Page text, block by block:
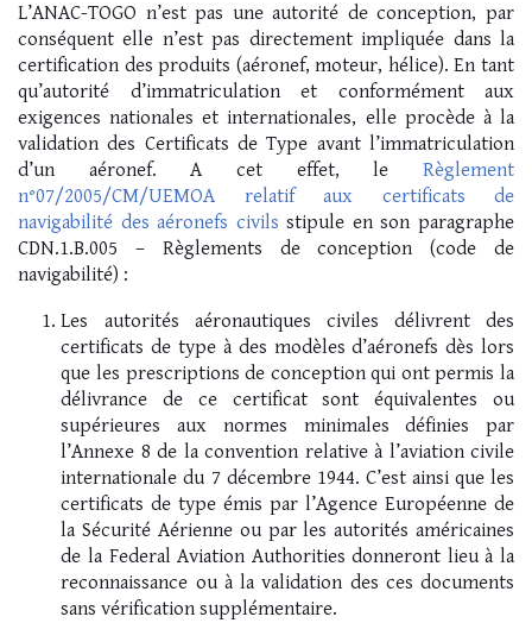
L’ANAC-TOGO n’est pas une autorité de conception, par
conséquent elle n’est pas directement impliquée dans la
certification des produits (aéronef, moteur, hélice). En tant
qu’autorité d’immatriculation et conformément aux
exigences nationales et internationales, elle procède à la
validation des Certificats de Type avant l’immatriculation
d’un aéronef. A cet effet, le Règlement
n°07/2005/CM/UEMOA relatif aux certificats de
navigabilité des aéronefs civils stipule en son paragraphe
CDN.1.B.005 – Règlements de conception (code de
navigabilité) :
Les autorités aéronautiques civiles délivrent des
certificats de type à des modèles d’aéronefs dès lors
que les prescriptions de conception qui ont permis la
délivrance de ce certificat sont équivalentes ou
supérieures aux normes minimales définies par
l’Annexe 8 de la convention relative à l’aviation civile
internationale du 7 décembre 1944. C’est ainsi que les
certificats de type émis par l’Agence Européenne de
la Sécurité Aérienne ou par les autorités américaines
de la Federal Aviation Authorities donneront lieu à la
reconnaissance ou à la validation des ces documents
sans vérification supplémentaire.